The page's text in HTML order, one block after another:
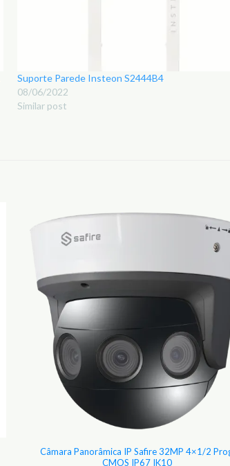
Suporte Parede Insteon S2444B4
08/06/2022
Similar post
Câmara Panorâmica IP Safire 32MP 4×1/2
CMOS IP67 IK10